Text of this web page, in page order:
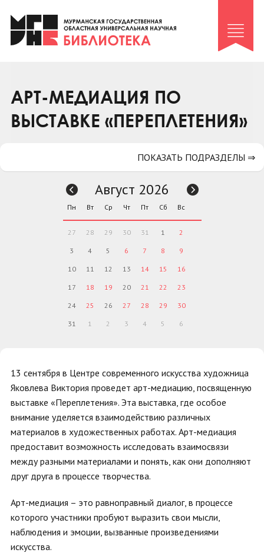
Клуб «Гиря и сельдерей»
Клуб «Семейный архив»
Коллегам
Контакты
АРТ-МЕДИАЦИЯ ПО
ВЫСТАВКЕ «ПЕРЕПЛЕТЕНИЯ»
13 сентября в Центре современного искусства художница
Яковлева Виктория проведет арт-медиацию, посвященную
выставке «Переплетения». Эта выставка, где особое
внимание уделяется взаимодействию различных
материалов в художественных работах. Арт-медиация
предоставит возможность исследовать взаимосвязи
между разными материалами и понять, как они дополняют
друг друга в процессе творчества.
Арт-медиация – это равноправный диалог, в процессе
которого участники пробуют выразить свои мысли,
наблюдения и эмоции, вызванные произведениями
искусства.
ПОКАЗАТЬ ПОДРАЗДЕЛЫ ⇒
Август 2026
Пн Вт Ср Чт Пт Сб Вс
27 28 29 30 31 1 2
3 4 5 6 7 8 9
10 11 12 13 14 15 16
17 18 19 20 21 22 23
24 25 26 27 28 29 30
31 1 2 3 4 5 6